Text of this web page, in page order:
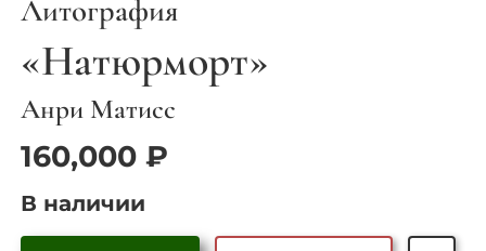
Литография
«Натюрморт»
Анри Матисс
160,000₽
В наличии